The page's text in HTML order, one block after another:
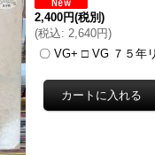
2,400円(税別)
(税込: 2,640円)
〇 VG+ □ VG ７５年